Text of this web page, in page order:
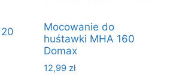
Mocowanie do
huśtawki MHA 160
Domax
12,99 zł